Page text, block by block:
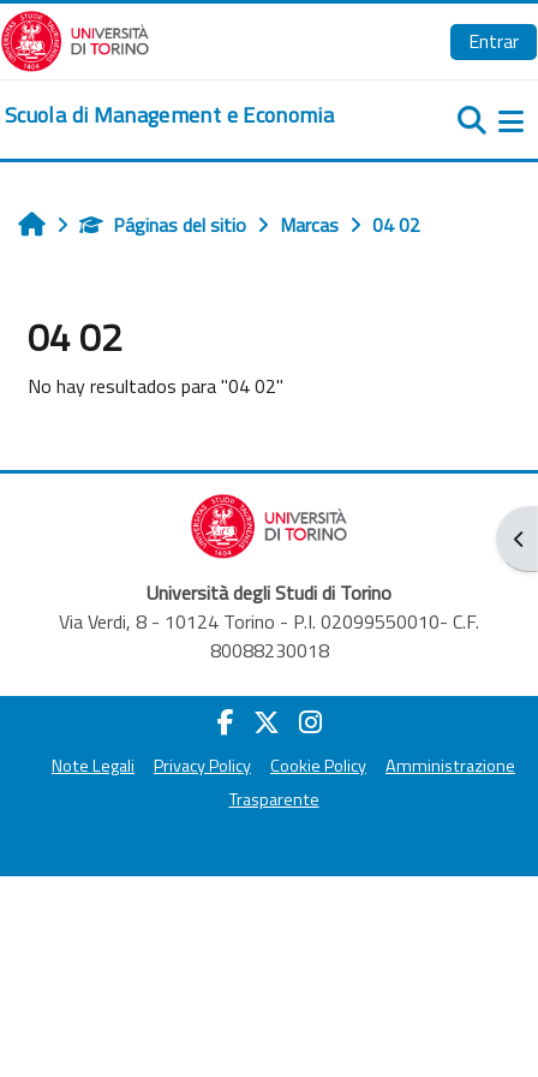
Salta al contenido principal
Entrar
Scuola di Management e Economia
InicioPáginas del sitio Marcas 04 02
04 02
No hay resultados para "04 02"
Università degli Studi di Torino
Via Verdi, 8 - 10124 Torino - P.I. 02099550010- C.F.
80088230018
Note Legali Privacy Policy Cookie Policy
Amministrazione
Trasparente